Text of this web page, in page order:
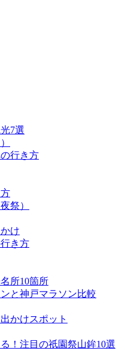
7選
行き方
祭）
け
き方
所10箇所
と神戸マラソン比較
かけスポット
！注目の祇園祭山鉾10選